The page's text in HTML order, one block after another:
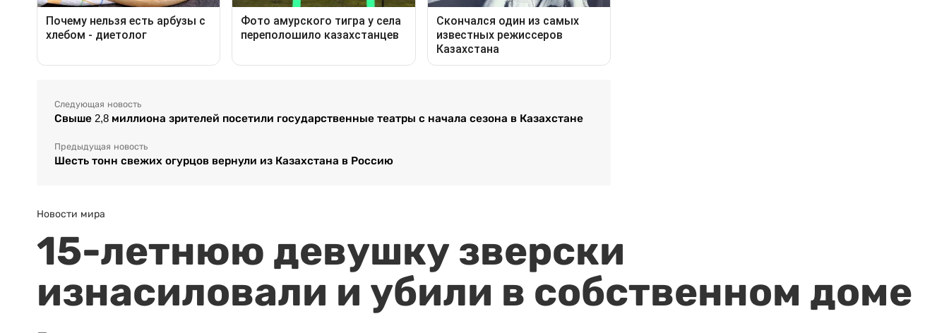
Следующая новость
Свыше 2,8 миллиона зрителей посетили государственные театры с начала сезона в Казахстане
Предыдущая новость
Шесть тонн свежих огурцов вернули из Казахстана в Россию
Новости мира
15-летнюю девушку зверски
изнасиловали и убили в собственном доме